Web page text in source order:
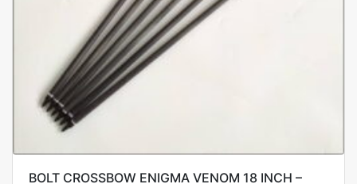
BOLT CROSSBOW ENIGMA VENOM 18 INCH –